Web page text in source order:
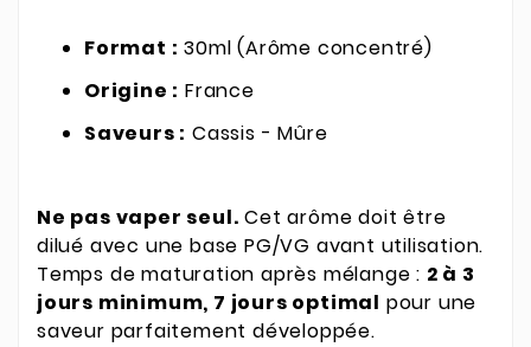
Format : 30ml (Arôme concentré)
Origine : France
Saveurs : Cassis - Mûre
Ne pas vaper seul. Cet arôme doit être
dilué avec une base PG/VG avant utilisation.
Temps de maturation après mélange : 2 à 3
jours minimum, 7 jours optimal pour une
saveur parfaitement développée.